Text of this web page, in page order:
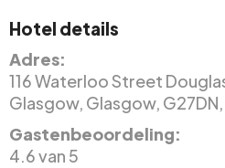
Hotel details
Adres:
116 Waterloo Street
Glasgow, Glasgow,
Gastenbeoordeling:
4.6 van 5